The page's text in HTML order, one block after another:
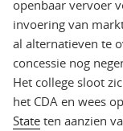
openbaar vervoer
invoering van
al alternatieven te
concessie nog
Het college sloot
het CDA en wees
State ten aanzien